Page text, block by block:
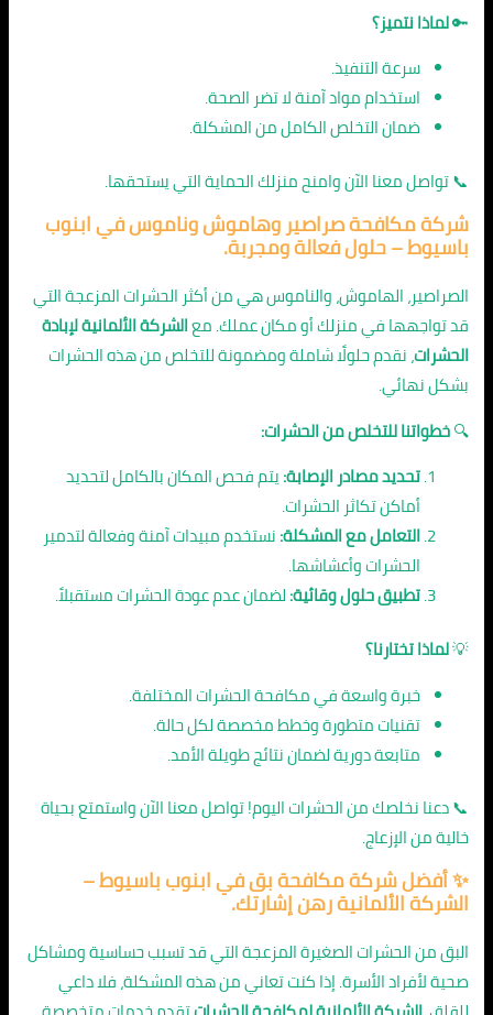
🔑لماذا نتميز؟
سرعة التنفيذ.
استخدام مواد آمنة لا تضر الصحة.
ضمان التخلص الكامل من المشكلة.
📞 تواصل معنا الآن وامنح منزلك الحماية التي يستحقها.
شركةمكافحة صراصير وهاموش وناموس في ابنوب
باسيوط– حلول فعالة ومجربة.
الصراصير، الهاموش، والناموس هي من أكثر الحشرات المزعجة التي
قد تواجهها في منزلك أو مكان عملك. معالشركة الألمانية لإبادة
الحشرات، نقدم حلولًا شاملة ومضمونة للتخلص من هذه الحشرات
بشكل نهائي.
🔍خطواتنا للتخلص من الحشرات:
تحديد مصادر الإصابة:يتم فحص المكان بالكامل لتحديد
أماكن تكاثر الحشرات.
التعامل مع المشكلة:نستخدم مبيدات آمنة وفعالة لتدمير
الحشرات وأعشاشها.
تطبيق حلول وقائية:لضمان عدم عودة الحشرات مستقبلاً.
💡لماذا تختارنا؟
خبرة واسعة في مكافحة الحشرات المختلفة.
تقنيات متطورة وخطط مخصصة لكل حالة.
متابعة دورية لضمان نتائج طويلة الأمد.
📞 دعنا نخلصك من الحشرات اليوم! تواصل معنا الآن واستمتع بحياة
خالية من الإزعاج.
✨أفضل شركة مكافحة بق في ابنوب باسيوط–
الشركة الألمانية رهن إشارتك.
البق من الحشرات الصغيرة المزعجة التي قد تسبب حساسية ومشاكل
صحية لأفراد الأسرة. إذا كنت تعاني من هذه المشكلة، فلا داعي